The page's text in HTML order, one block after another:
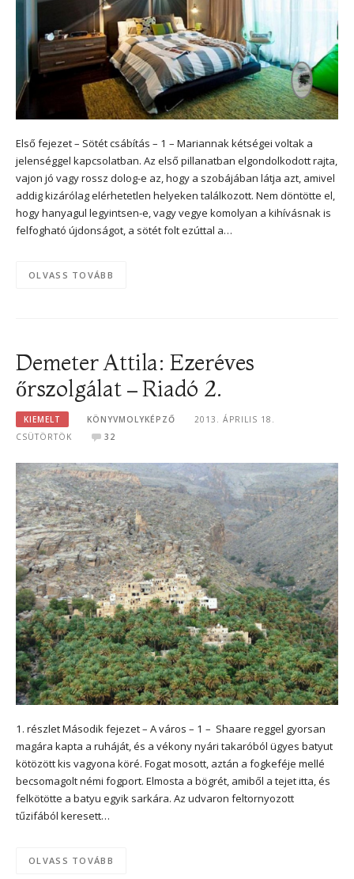
Első fejezet – Sötét csábítás – 1 – Mariannak kétségei voltak a
jelenséggel kapcsolatban. Az első pillanatban elgondolkodott rajta,
vajon jó vagy rossz dolog-e az, hogy a szobájában látja azt, amivel
addig kizárólag elérhetetlen helyeken találkozott. Nem döntötte el,
hogy hanyagul legyintsen-e, vagy vegye komolyan a kihívásnak is
felfogható újdonságot, a sötét folt ezúttal a…
OLVASS TOVÁBB
Demeter Attila: Ezeréves
őrszolgálat – Riadó 2.
KIEMELT KÖNYVMOLYKÉPZŐ
2013. ÁPRILIS 18.
CSÜTÖRTÖK
32
1. részlet Második fejezet – A város – 1 – Shaare reggel gyorsan
magára kapta a ruháját, és a vékony nyári takaróból ügyes batyut
kötözött kis vagyona köré. Fogat mosott, aztán a fogkeféje mellé
becsomagolt némi fogport. Elmosta a bögrét, amiből a tejet itta, és
felkötötte a batyu egyik sarkára. Az udvaron feltornyozott
tűzifából keresett…
OLVASS TOVÁBB